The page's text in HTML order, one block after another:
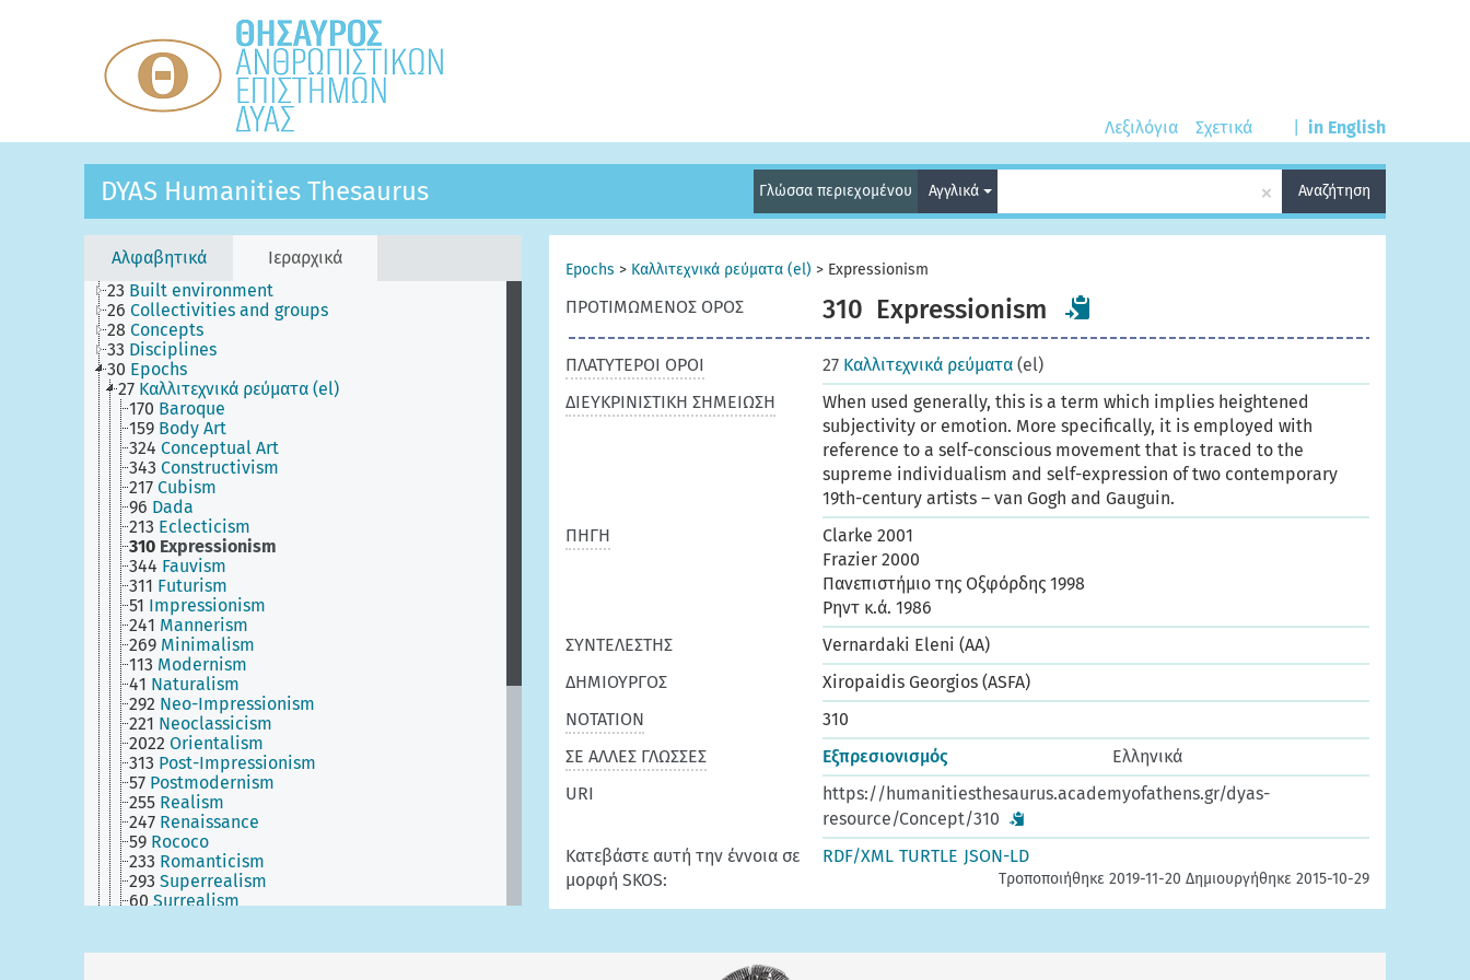
in English
Λεξιλόγια Σχετικά
DYAS Humanities Thesaurus Γλώσσα περιεχομένου Αγγλικά × Αναζήτηση
Αλφαβητικά
Ιεραρχικά
23 Built environment
26 Collectivities and groups
28 Concepts
33 Disciplines
30 Epochs
27 Καλλιτεχνικά ρεύματα (el)
170 Baroque
159 Body Art
324 Conceptual Art
343 Constructivism
217 Cubism
96 Dada
213 Eclecticism
310 Expressionism
344 Fauvism
311 Futurism
51 Impressionism
241 Mannerism
269 Minimalism
113 Modernism
41 Naturalism
292 Neo-Impressionism
221 Neoclassicism
2022 Orientalism
313 Post-Impressionism
57 Postmodernism
255 Realism
247 Renaissance
59 Rococo
233 Romanticism
293 Superrealism
60 Surrealism
295 Twelvetide
Epochs > Καλλιτεχνικά ρεύματα (el) > Expressionism
ΠΡΟΤΙΜΩΜΕΝΟΣ ΟΡΟΣ 310 Expressionism
ΠΛΑΤΥΤΕΡΟΙ ΟΡΟΙ 27 Καλλιτεχνικά ρεύματα (el)
ΔΙΕΥΚΡΙΝΙΣΤΙΚΗ ΣΗΜΕΙΩΣΗ
When used generally, this is a term which implies heightened
subjectivity or emotion. More specifically, it is employed with
reference to a self-conscious movement that is traced to the
supreme individualism and self-expression of two contemporary
19th-century artists – van Gogh and Gauguin.
ΠΗΓΗ
Clarke 2001
Frazier 2000
Πανεπιστήμιο της Οξφόρδης 1998
Ρηντ κ.ά. 1986
ΣΥΝΤΕΛΕΣΤΗΣ
Vernardaki Eleni (AA)
ΔΗΜΙΟΥΡΓΟΣ
Xiropaidis Georgios (ASFA)
ΝΟΤΑΤΙΟΝ
310
ΣΕ ΑΛΛΕΣ ΓΛΩΣΣΕΣ
Εξπρεσιονισμός
Ελληνικά
URI
https://humanitiesthesaurus.academyofathens.gr/dyas-
resource/Concept/310
Κατεβάστε αυτή την έννοια σε
μορφή SKOS:
RDF/XML TURTLE JSON-LD
Τροποποιήθηκε 2019-11-20 Δημιουργήθηκε 2015-10-29